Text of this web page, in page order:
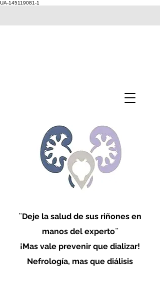
UA-145119081-1
¨Deje la salud de sus riñones en
manos del experto¨
¡Mas vale prevenir que dializar!
Nefrología, mas que diálisis